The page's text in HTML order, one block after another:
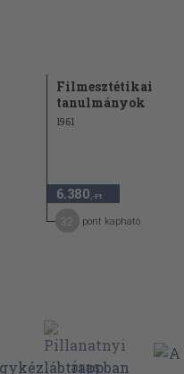
Filmesztétikai
tanulmányok
1961
6.380 ,-Ft
pont kapható